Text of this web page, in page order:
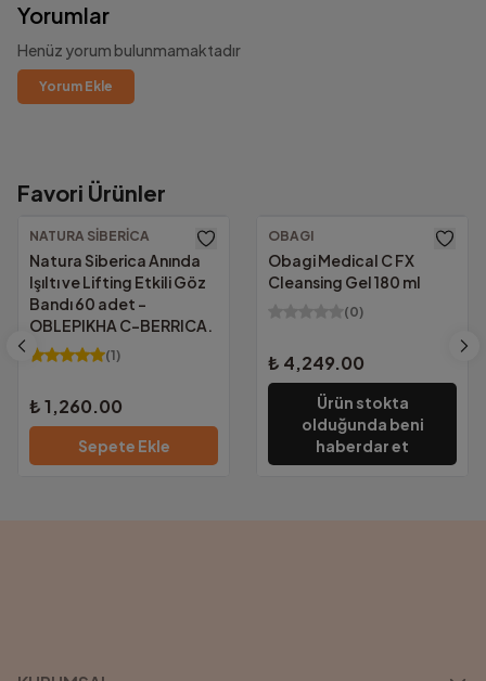
Yorumlar
Henüz yorum bulunmamaktadır
Yorum Ekle
1000₺ Üzeri Ücretsiz Kargo!
KVKK Uyumu ve güvenlik sertifikalarımızla
tüm bilgileriniz güvencemiz altında.
Favori Ürünler
NATURA SIBERICA
Natura Siberica Anında
Işıltı ve Lifting Etkili Göz
Bandı 60 adet -
OBLEPIKHA C-BERRICA.
(1)
₺ 1,260.00
Sepete Ekle
OBAGI
Obagi Medical C FX
Cleansing Gel 180 ml
(0)
₺ 4,249.00
Ürün stokta
olduğunda beni
haberdar et